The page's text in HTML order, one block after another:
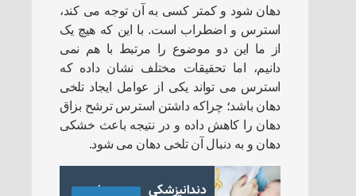
دهان شود و کمتر کسی به آن توجه می کند،
استرس و اضطراب است. با این که هیچ یک
از ما این دو موضوع را مرتبط با هم نمی
دانیم، اما تحقیقات مختلف نشان داده که
استرس می تواند یکی از عوامل ایجاد تلخی
دهان باشد؛ چراکه داشتن استرس ترشح بزاق
دهان را کاهش داده و در نتیجه باعث خشکی
دهان و به دنبال آن تلخی دهان می شود.
دندانپزشکی در دوران